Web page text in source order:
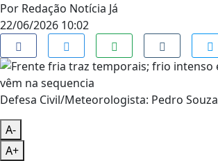
Por Redação Notícia Já
22/06/2026 10:02
Defesa Civil/Meteorologista: Pedro Souza
A-
A+